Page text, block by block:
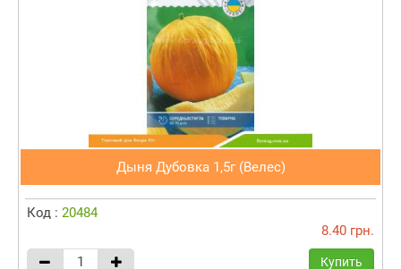
Дыня Дубовка 1,5г (Велес)
Код : 20484
8.40 грн.
Купить